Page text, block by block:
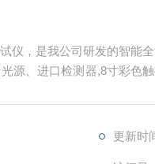
仪，是我公司研发的智能
源、进口检测器,8寸彩色
更新时